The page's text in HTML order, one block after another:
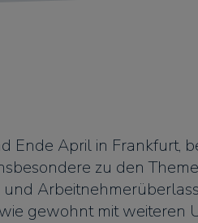
Ende April in Frankfurt,
zu den
gewohnt mit weiteren